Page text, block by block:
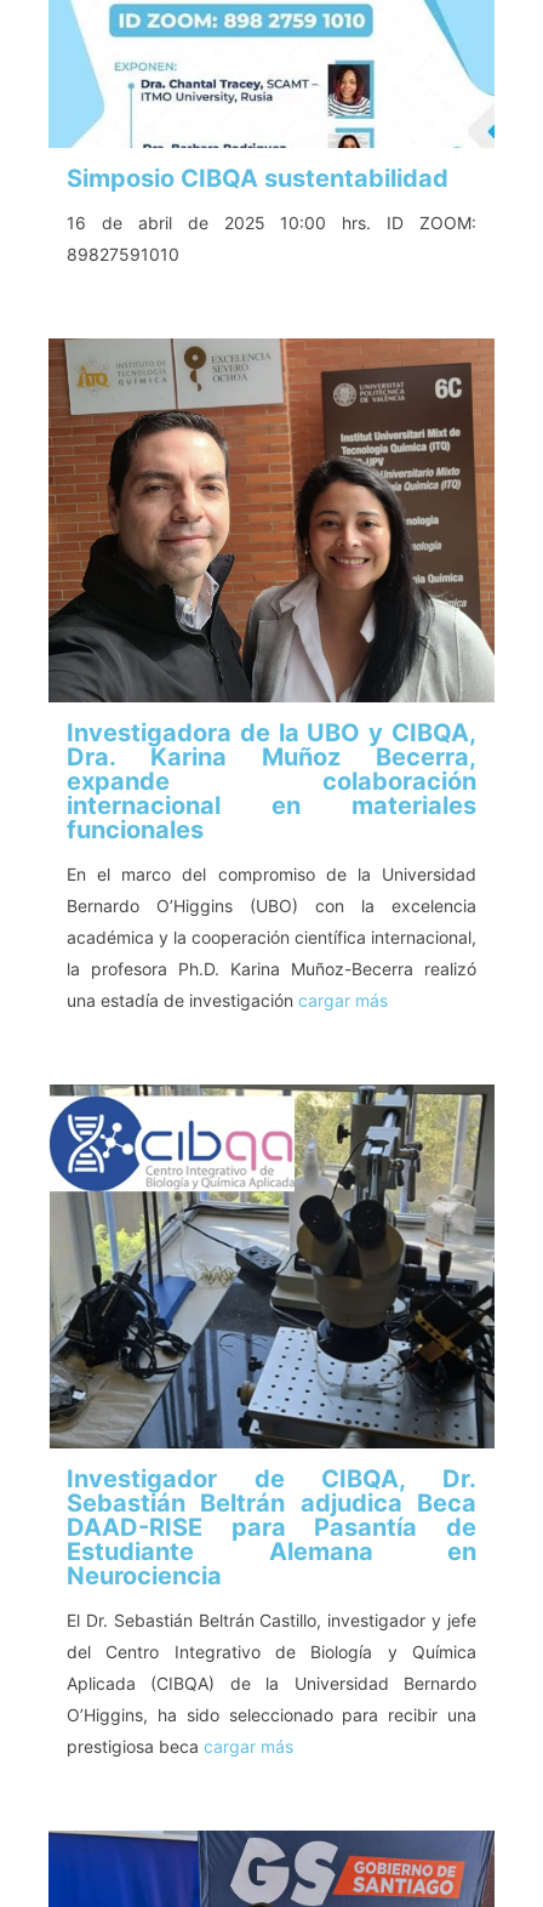
Simposio CIBQA sustentabilidad
16 de abril de 2025 10:00 hrs. ID ZOOM:
89827591010
Investigadora de la UBO y CIBQA,
Dra. Karina Muñoz Becerra,
expande colaboración
internacional en materiales
funcionales
En el marco del compromiso de la Universidad
Bernardo O’Higgins (UBO) con la excelencia
académica y la cooperación científica internacional,
la profesora Ph.D. Karina Muñoz-Becerra realizó
una estadía de investigación cargar más
Investigador de CIBQA, Dr.
Sebastián Beltrán adjudica Beca
DAAD-RISE para Pasantía de
Estudiante Alemana en
Neurociencia
El Dr. Sebastián Beltrán Castillo, investigador y jefe
del Centro Integrativo de Biología y Química
Aplicada (CIBQA) de la Universidad Bernardo
O’Higgins, ha sido seleccionado para recibir una
prestigiosa beca cargar más